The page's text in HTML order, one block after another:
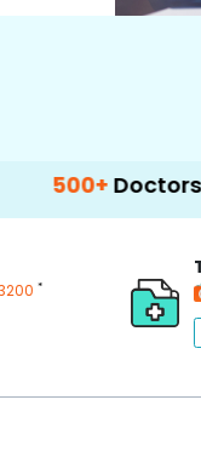
Doctors &
*